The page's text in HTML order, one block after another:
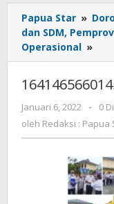
Papua Star »
dan SDM,
Operasional »
Januari 6, 2022
oleh
Star
-
0
oleh Redaksi : Papua